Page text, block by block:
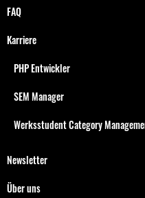
FAQ
Karriere
PHP Entwickler
SEM Manager
Werksstudent Category
Newsletter
Über uns